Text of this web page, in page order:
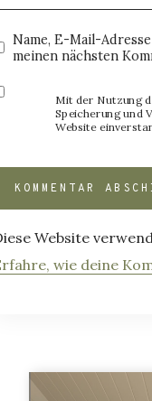
Name, E-Mail-
meinen nächsten
Mit der Nutzung
Speicherung und
Website
Website
wie deine